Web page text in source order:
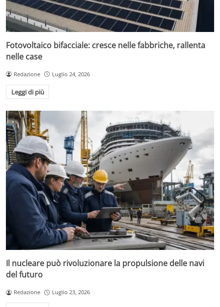
Fotovoltaico bifacciale: cresce nelle fabbriche, rallenta
nelle case
Redazione Luglio 24, 2026
Leggi di più
Il nucleare può rivoluzionare la propulsione delle navi
del futuro
Redazione Luglio 23, 2026